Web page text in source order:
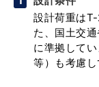
設計荷重は
た、国土交
に準拠して
等）も考慮し